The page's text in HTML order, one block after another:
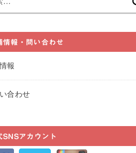
情報・問い合わせ
報
合わせ
SNSアカウント